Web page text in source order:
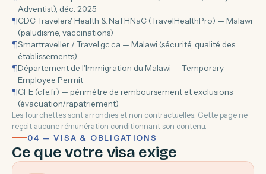
Adventist), déc. 2025
¶CDC Travelers' Health & NaTHNaC (TravelHealthPro) — Malawi
(paludisme, vaccinations)
¶Smartraveller / Travel.gc.ca — Malawi (sécurité, qualité des
établissements)
¶Département de l'Immigration du Malawi — Temporary
Employee Permit
¶CFE (cfe.fr) — périmètre de remboursement et exclusions
(évacuation/rapatriement)
Les fourchettes sont arrondies et non contractuelles. Cette page ne
reçoit aucune rémunération conditionnant son contenu.
04 — VISA & OBLIGATIONS
Ce que votre visa exige